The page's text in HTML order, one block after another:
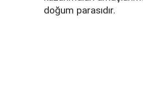
doğum parasıdır.